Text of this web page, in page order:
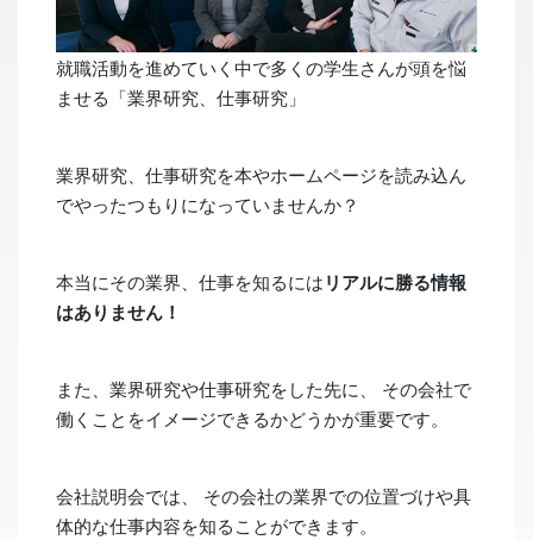
就職活動を進めていく中で多くの学生さんが頭を悩
ませる「業界研究、仕事研究」
業界研究、仕事研究を本やホームページを読み込ん
でやったつもりになっていませんか？
本当にその業界、仕事を知るには リアルに勝る情報
はありません！
また、業界研究や仕事研究をした先に、 その会社で
働くことをイメージできるかどうかが重要です。
会社説明会では、 その会社の業界での位置づけや具
体的な仕事内容を知ることができます。